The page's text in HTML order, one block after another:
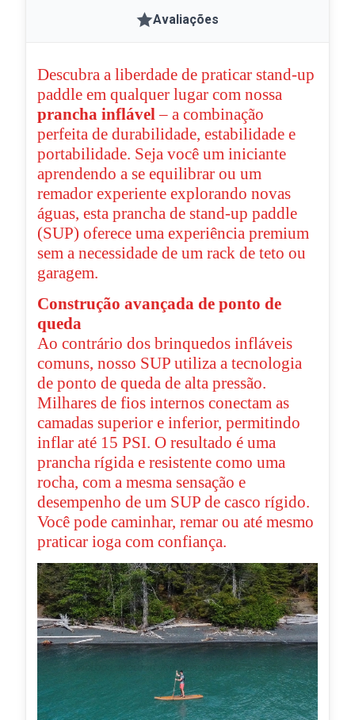
Avaliações
Descubra a liberdade de praticar stand-up
paddle em qualquer lugar com nossa
prancha inflável – a combinação
perfeita de durabilidade, estabilidade e
portabilidade. Seja você um iniciante
aprendendo a se equilibrar ou um
remador experiente explorando novas
águas, esta prancha de stand-up paddle
(SUP) oferece uma experiência premium
sem a necessidade de um rack de teto ou
garagem.
Construção avançada de ponto de
queda
Ao contrário dos brinquedos infláveis ​​
comuns, nosso SUP utiliza a tecnologia
de ponto de queda de alta pressão.
Milhares de fios internos conectam as
camadas superior e inferior, permitindo
inflar até 15 PSI. O resultado é uma
prancha rígida e resistente como uma
rocha, com a mesma sensação e
desempenho de um SUP de casco rígido.
Você pode caminhar, remar ou até mesmo
praticar ioga com confiança.